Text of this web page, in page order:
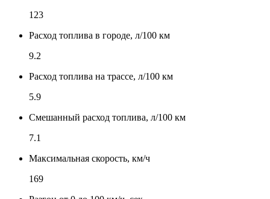
123
Расход топлива в городе, л/100 км
9.2
Расход топлива на трассе, л/100 км
5.9
Смешанный расход топлива, л/100 км
7.1
Максимальная скорость, км/ч
169